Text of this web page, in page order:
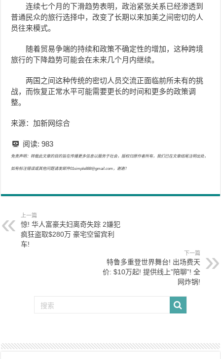
连续七个月的下滑趋势表明，政治紧张关系已经渗透到
普通民众的旅行选择中，改变了长期以来加美之间密切的人
员往来模式。
随着贸易争端的持续和政策不确定性的增加，这种跨境
旅行的下降趋势可能会在未来几个月内继续。
两国之间这种传统的密切人员交流正面临前所未有的挑
战，而恢复正常水平可能需要更长的时间和更多的政策调
整。
来源：加新网综合
阅读: 983
免责声明：转载此文章的目的旨在传播更多信息以服务于社会，版权归原作者所有，我们已在文章结尾注明出处，
如有标注错误或其他问题请发邮件01simple888@gmail.com，谢谢！
上一篇
惊! 华人富豪夫妇离奇失踪 2嫌犯
疯狂盗取$280万 豪宅空留宾利
车!
下一篇
特鲁多重登世界舞台! 出场费天
价: $10万起! 提供线上”陪聊”! 全
网炸锅!